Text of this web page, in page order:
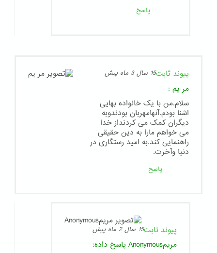
پاسخ
پیوند ثابت15 سال 3 ماه پیش
مر یم :
سلام.من با یک خانواده بهایی
اشنا بودم.آنهامهربان بودندوبه
دیگران کمک می کردنداز خدا
می خواهم مارا به دین حقیقی
راهنمایی کند.به امید رستگاری در
دنیا وآخرت.
پاسخ
پیوند ثابت15 سال 2 ماه پیش
مریمAnonymous
پاسخ داده: